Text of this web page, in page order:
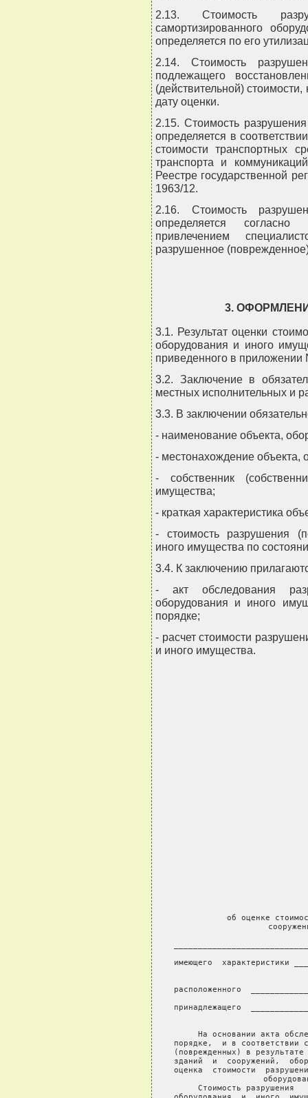
2.13. Стоимость
самортизированного
определяется по его
2.14. Стоимость
подлежащего
(действительной)
дату оценки.
2.15. Стоимость
определяется в
стоимости транспортных
транспорта и
Реестре государственной
1963/12.
2.16. Стоимость
определяется
привлечением
разрушенное
3.
3.1. Результат оценки
оборудования и иного
приведенного в приложении
3.2. Заключение в
местных исполнительных и
3.3. В заключении
- наименование объекта,
- местонахождение объекта,
- собственник
имущества;
- краткая характеристика
- стоимость разрушения
иного имущества по
3.4. К заключению
- акт обследования
оборудования и иного
порядке;
- расчет стоимости
и иного имущества.
об оценке
имеющего  характеристики
расположенного
принадлежащего
На основании акта
порядке,  и в соответствии
(поврежденных) в
зданий  и  сооружений,
оценка  стоимости
Стоимость разрушения